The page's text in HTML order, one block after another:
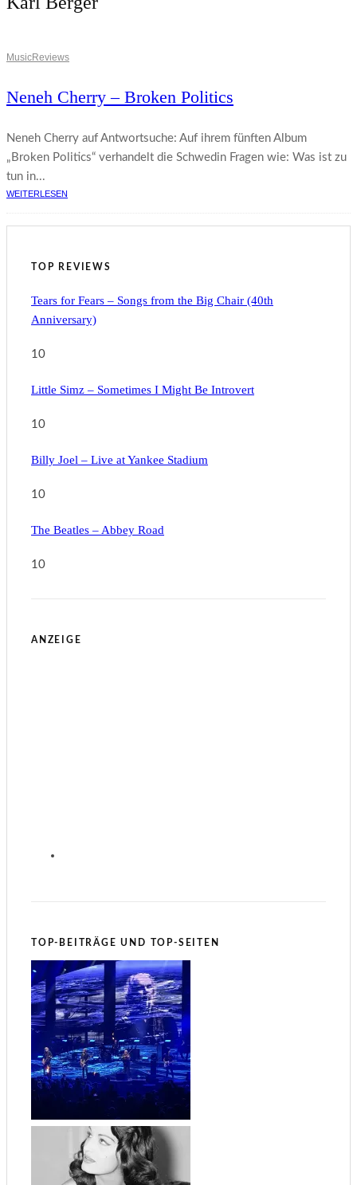
MusicReviews
Neneh Cherry – Broken Politics
Neneh Cherry auf Antwortsuche: Auf ihrem fünften Album
„Broken Politics“ verhandelt die Schwedin Fragen wie: Was ist zu
tun in...
WEITERLESEN
TOP REVIEWS
Tears for Fears – Songs from the Big Chair (40th
Anniversary)
10
Little Simz – Sometimes I Might Be Introvert
10
Billy Joel – Live at Yankee Stadium
10
The Beatles – Abbey Road
10
ANZEIGE
TOP-BEITRÄGE UND TOP-SEITEN